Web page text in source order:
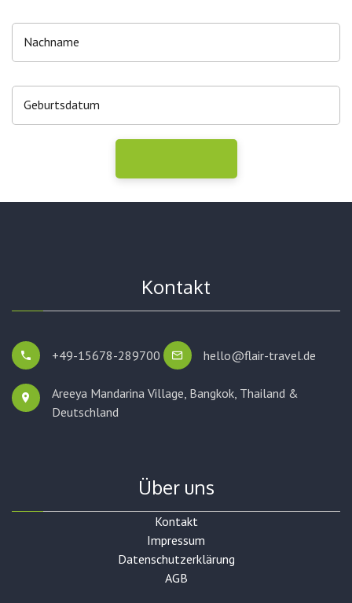
Kontakt
+49-15678-289700 hello@flair-travel.de
Areeya Mandarina Village, Bangkok, Thailand &
Deutschland
Über uns
Kontakt
Impressum
Datenschutzerklärung
AGB